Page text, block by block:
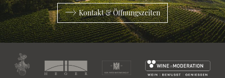
Kontakt & Öffnungszeiten